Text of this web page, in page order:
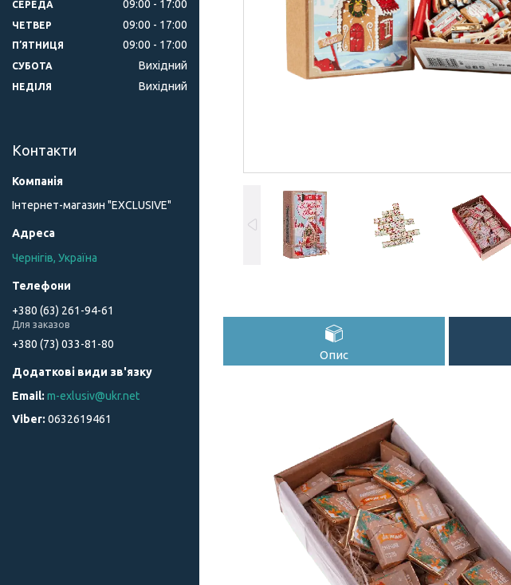
Опис
СЕРЕДА 09:00 17:00
ЧЕТВЕР 09:00 17:00
ПʼЯТНИЦЯ 09:00 17:00
СУБОТА Вихідний
НЕДІЛЯ Вихідний
Контакти
Інтернет-магазин "ЕXCLUSIVE"
Чернігів, Україна
+380 (63) 261-94-61
Для заказов
+380 (73) 033-81-80
m-exlusiv@ukr.net
0632619461